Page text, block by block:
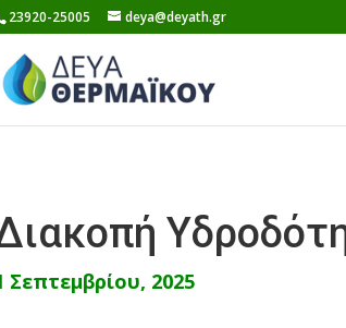
23920-25005 deya@deyath.gr
Σεπτεμβρίου, 2025